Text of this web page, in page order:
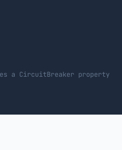
a CircuitBreaker property